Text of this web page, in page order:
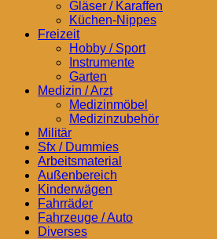
Gläser / Karaffen
Küchen-Nippes
Freizeit
Hobby / Sport
Instrumente
Garten
Medizin / Arzt
Medizinmöbel
Medizinzubehör
Militär
Sfx / Dummies
Arbeitsmaterial
Außenbereich
Kinderwägen
Fahrräder
Fahrzeuge / Auto
Diverses